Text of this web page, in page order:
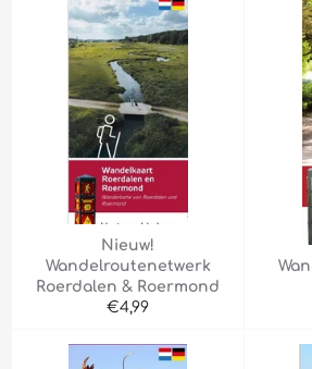
Nieuw!
Wandelroutenetwerk
Roerdalen & Roermond
Normale
€4,99